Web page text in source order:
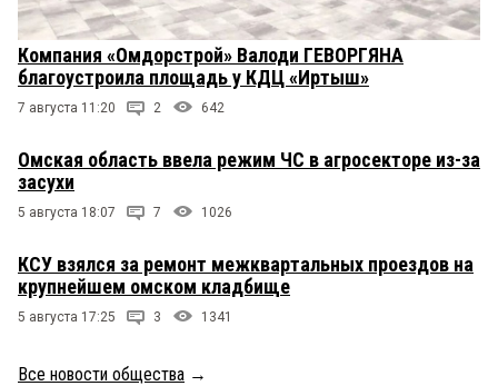
Компания «Омдорстрой» Валоди ГЕВОРГЯНА
благоустроила площадь у КДЦ «Иртыш»
7 августа 11:20 2 642
Омская область ввела режим ЧС в агросекторе из-за
засухи
5 августа 18:07 7 1026
КСУ взялся за ремонт межквартальных проездов на
крупнейшем омском кладбище
5 августа 17:25 3 1341
Все новости общества →